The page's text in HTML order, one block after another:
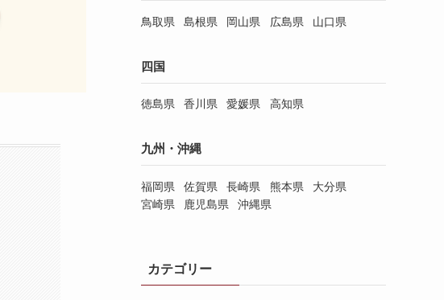
鳥取県 島根県 岡山県 広島県 山口県
四国
徳島県 香川県 愛媛県 高知県
九州・沖縄
福岡県 佐賀県 長崎県 熊本県
大分県
宮崎県
鹿児島県 沖縄県
カテゴリー